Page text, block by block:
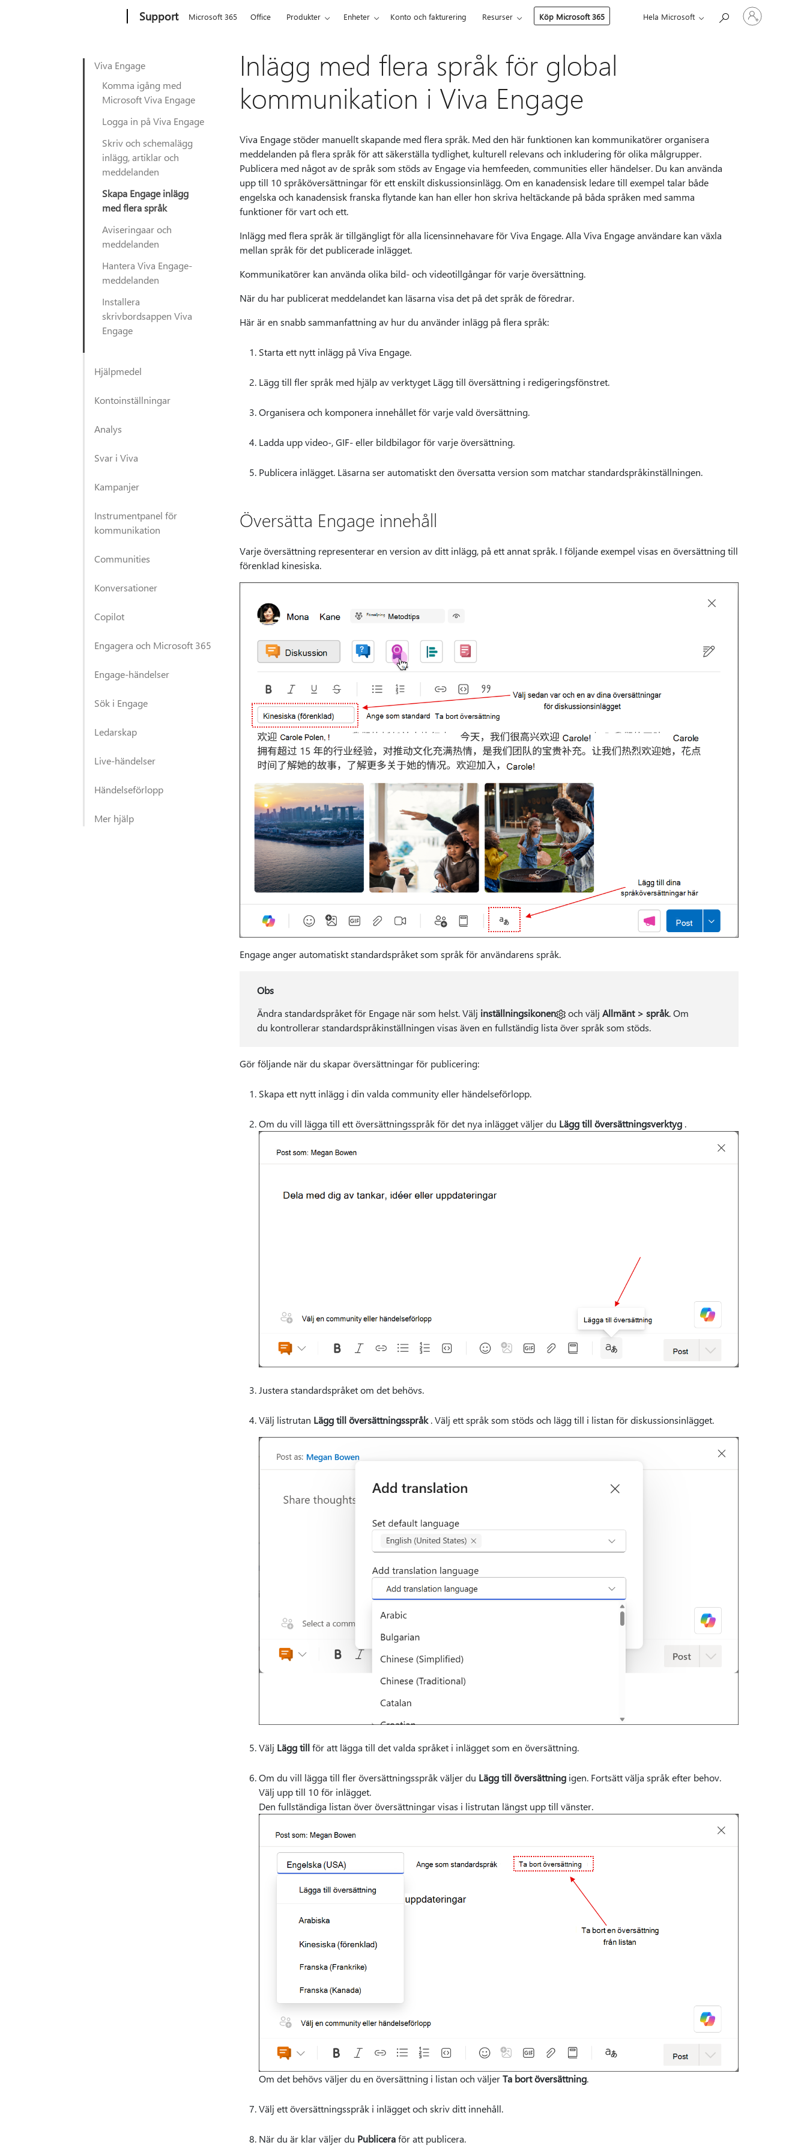
Support Microsoft 365 Office Produkter Enheter Konto och fakturering Resurser Köp Microsoft 365 Hela Microsoft
Logga
in
Viva Engage
Komma igång med
Microsoft Viva Engage
Logga in på Viva Engage
Skriv och schemalägg
inlägg, artiklar och
meddelanden
Skapa Engage inlägg
med flera språk
Aviseringaar och
meddelanden
Hantera Viva Engage-
meddelanden
Installera
skrivbordsappen Viva
Engage
Hjälpmedel
Kontoinställningar
Analys
Svar i Viva
Kampanjer
Instrumentpanel för
kommunikation
Communities
Konversationer
Copilot
Engagera och Microsoft 365
Engage-händelser
Sök i Engage
Ledarskap
Live-händelser
Händelseförlopp
Mer hjälp
Inlägg med flera språk för global
kommunikation i Viva Engage
Viva Engage stöder manuellt skapande med flera språk. Med den här funktionen kan kommunikatörer organisera
meddelanden på flera språk för att säkerställa tydlighet, kulturell relevans och inkludering för olika målgrupper.
Publicera med något av de språk som stöds av Engage via hemfeeden, communities eller händelser. Du kan använda
upp till 10 språköversättningar för ett enskilt diskussionsinlägg. Om en kanadensisk ledare till exempel talar både
engelska och kanadensisk franska flytande kan han eller hon skriva heltäckande på båda språken med samma
funktioner för vart och ett.
Inlägg med flera språk är tillgängligt för alla licensinnehavare för Viva Engage. Alla Viva Engage användare kan växla
mellan språk för det publicerade inlägget.
Kommunikatörer kan använda olika bild- och videotillgångar för varje översättning.
När du har publicerat meddelandet kan läsarna visa det på det språk de föredrar.
Här är en snabb sammanfattning av hur du använder inlägg på flera språk:
Starta ett nytt inlägg på Viva Engage.
Lägg till fler språk med hjälp av verktyget Lägg till översättning i redigeringsfönstret.
Organisera och komponera innehållet för varje vald översättning.
Ladda upp video-, GIF- eller bildbilagor för varje översättning.
Publicera inlägget. Läsarna ser automatiskt den översatta version som matchar standardspråkinställningen.
Översätta Engage innehåll
Varje översättning representerar en version av ditt inlägg, på ett annat språk. I följande exempel visas en översättning till
förenklad kinesiska.
Engage anger automatiskt standardspråket som språk för användarens språk.
Obs
Ändra standardspråket för Engage när som helst. Välj inställningsikonen och väljAllmänt > språk. Om
du kontrollerar standardspråkinställningen visas även en fullständig lista över språk som stöds.
Gör följande när du skapar översättningar för publicering:
Skapa ett nytt inlägg i din valda community eller händelseförlopp.
Om du vill lägga till ett översättningsspråk för det nya inlägget väljer du Lägg till översättningsverktyg .
Justera standardspråket om det behövs.
Välj listrutan Lägg till översättningsspråk. Välj ett språk som stöds och lägg till i listan för diskussionsinlägget.
Välj Lägg tillför att lägga till det valda språket i inlägget som en översättning.
Om du vill lägga till fler översättningsspråk väljer du Lägg till översättning igen. Fortsätt välja språk efter behov.
Välj upp till 10 för inlägget.
Den fullständiga listan över översättningar visas i listrutan längst upp till vänster.
Om det behövs väljer du en översättning i listan och väljerTa bort översättning.
Välj ett översättningsspråk i inlägget och skriv ditt innehåll.
När du är klar väljer du Publiceraför att publicera.